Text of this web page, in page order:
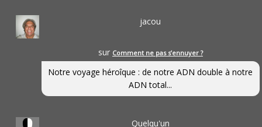
jacou
sur Comment ne pas s’ennuyer ?
Notre voyage héroîque : de notre ADN double à notre
ADN total...
Quelqu'un